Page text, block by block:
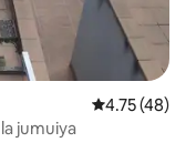
Ukadiriaji wa
4.75 (48)
la jumuiya